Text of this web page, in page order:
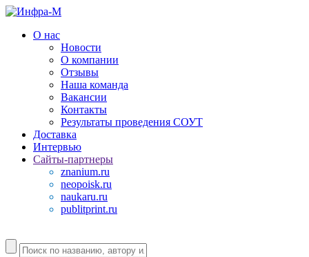
О нас
Новости
О компании
Отзывы
Наша команда
Вакансии
Контакты
Результаты проведения СОУТ
Доставка
Интервью
Сайты-партнеры
znanium.ru
neopoisk.ru
naukaru.ru
publitprint.ru